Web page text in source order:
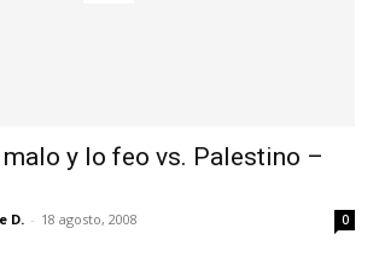
malo y lo feo vs. Palestino –
D. - 18 agosto, 2008 0